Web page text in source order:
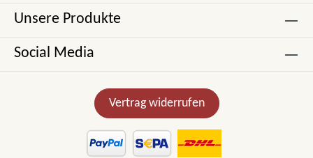
Unsere Produkte
Social Media
Vertrag widerrufen